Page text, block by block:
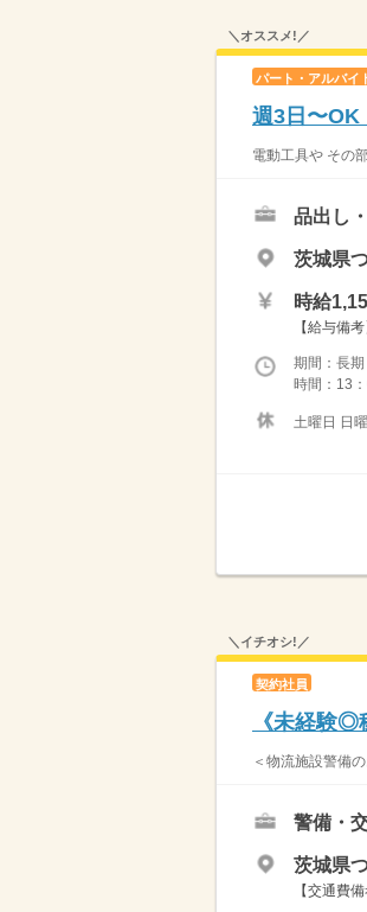
＼オススメ!／
パート・アルバイ
週3日〜OK
電動工具や その
品出し
茨城県
時給
【給与備
期間：
時間：13
土曜日 日
＼イチオシ!／
契約社員
《未経験
＜物流施設警備
警備・
茨城県
【交通費